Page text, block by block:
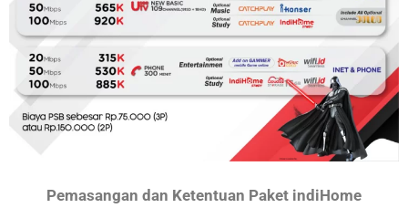
Pemasangan dan Ketentuan Paket indiHome